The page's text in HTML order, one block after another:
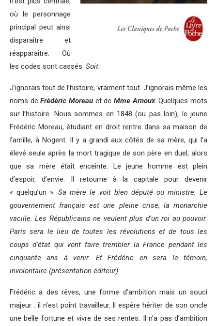
où le personnage
principal peut ainsi
disparaître et
réapparaître. Où
les codes sont cassés. Soit.
J’ignorais tout de l’histoire, vraiment tout. J’ignorais même les
noms deFrédéric Moreau et deMme Arnoux. Quelques mots
sur l’histoire. Nous sommes en 1848 (ou pas loin), le jeune
Frédéric Moreau, étudiant en droit rentre dans sa maison de
famille, à Nogent. Il y a grandi aux côtés de sa mère, qui l’a
élevé seule après la mort tragique de son père en duel, alors
que sa mère était enceinte. Le jeune homme est plein
d’espoir, d’envie. Il retourne à la capitale pour devenir
« quelqu’un ».Sa mère le voit bien député ou ministre. Le
gouvernement français est une pleine crise, la monarchie
vacille. Les Républicains ne veulent plus d’un roi au pouvoir.
Paris sera le lieu de toutes les révolutions et de tous les
coups d’état qui vont faire trembler la France pendant les
cinquante ans à venir. Et Frédéric en sera le témoin,
involontaire (présentation éditeur)
Frédéric a des rêves, une forme d’ambition mais un souci
majeur : il n’est point travailleur. Il espère hériter de son oncle
une belle fortune et vivre de ses rentes. Il n’a pas d’ambition